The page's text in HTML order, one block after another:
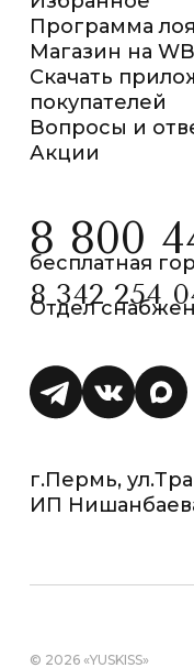
Программа
Магазин на WB
Скачать
покупателей
Вопросы и
Акции
8 800
бесплатная
8 342 254
Отдел
г.Пермь,
ИП
© 2026 «YUSKISS»